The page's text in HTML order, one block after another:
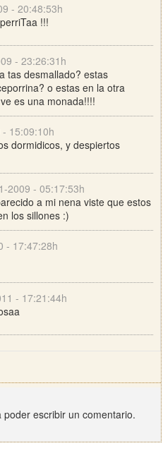
- 20:48:53h
!!!
- 23:26:31h
tas desmallado? estas
o estas en la otra
es una monada!!!!
15:09:10h
dormidicos, y despiertos
2009 - 05:17:53h
a mi nena viste que estos
los sillones :)
- 17:47:28h
- 17:21:44h
poder escribir un comentario.